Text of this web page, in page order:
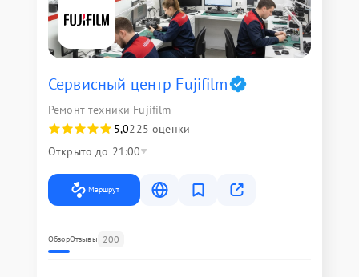
Сервисный центр Fujifilm
Ремонт техники Fujifilm
5,0225 оценки
Открыто до 21:00
Маршрут
ОбзорОтзывы 200